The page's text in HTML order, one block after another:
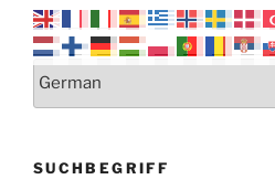
SUCHBEGRIFF